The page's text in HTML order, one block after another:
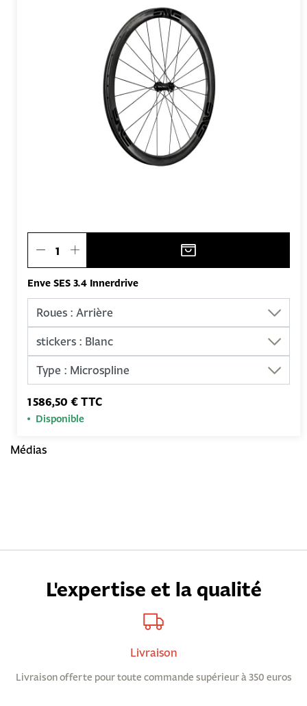
Enve SES 3.4 Innerdrive
1 586,50 € TTC
Disponible
Médias
L'expertise et la qualité
Livraison
Livraison offerte pour toute commande supérieur à 350 euros